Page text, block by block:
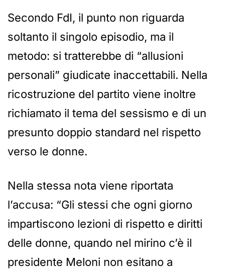
Secondo FdI, il punto non riguarda
soltanto il singolo episodio, ma il
metodo: si tratterebbe di “allusioni
personali” giudicate inaccettabili. Nella
ricostruzione del partito viene inoltre
richiamato il tema del sessismo e di un
presunto doppio standard nel rispetto
verso le donne.
Nella stessa nota viene riportata
l’accusa: “Gli stessi che ogni giorno
impartiscono lezioni di rispetto e diritti
delle donne, quando nel mirino c’è il
presidente Meloni non esitano a